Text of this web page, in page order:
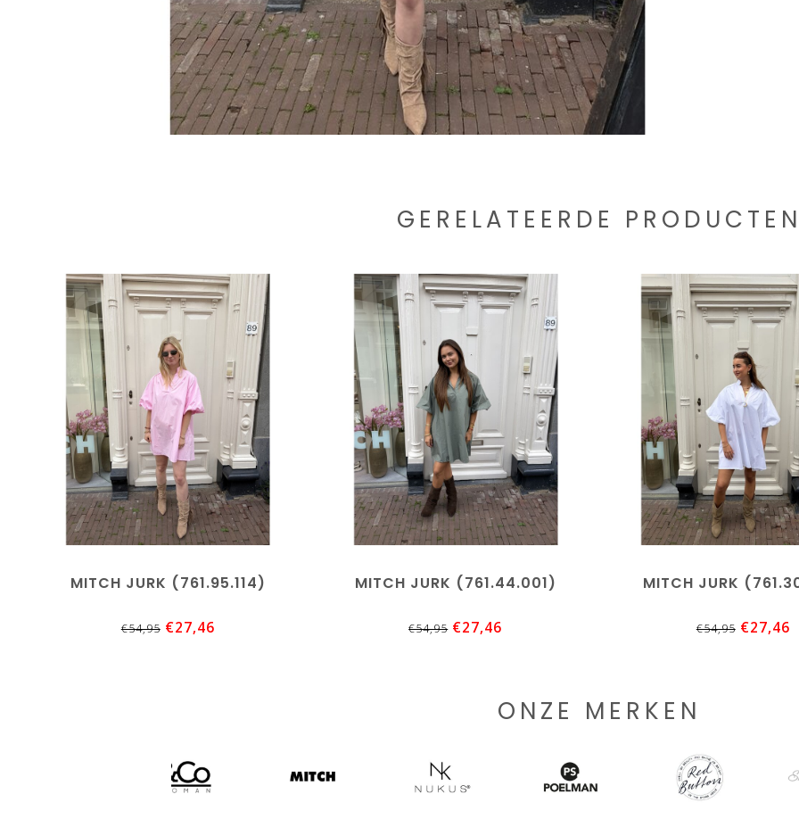
GERELATEERDE
MITCH JURK (761.95.114)
€54,95 €27,46
MITCH JURK (761.44.001)
€54,95 €27,46
MITCH JURK
€54,95 €27,46
ONZE MERKEN